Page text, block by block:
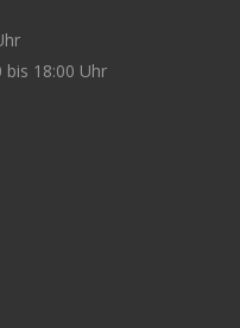
bis 18:00 Uhr